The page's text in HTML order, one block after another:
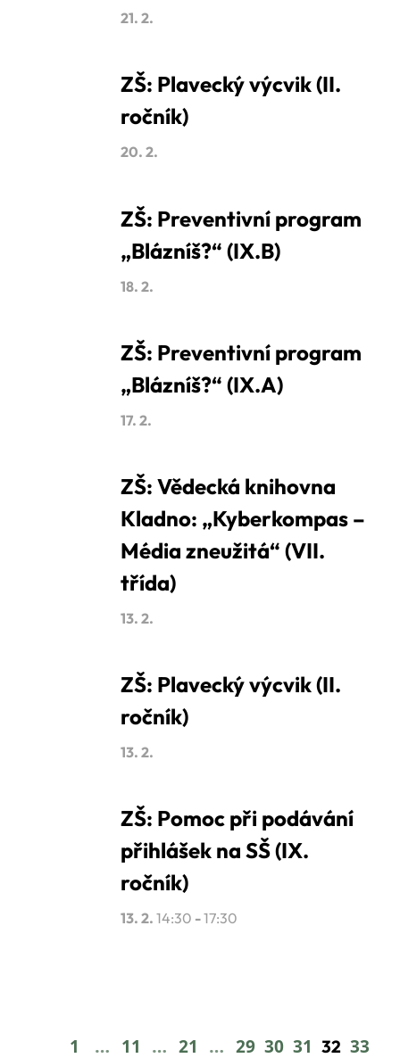
21. 2.
ZŠ: Plavecký výcvik (II.
ročník)
20. 2.
ZŠ: Preventivní program
„Blázníš?“ (IX.B)
18. 2.
ZŠ: Preventivní program
„Blázníš?“ (IX.A)
17. 2.
ZŠ: Vědecká knihovna
Kladno: „Kyberkompas –
Média zneužitá“ (VII.
třída)
13. 2.
ZŠ: Plavecký výcvik (II.
ročník)
13. 2.
ZŠ: Pomoc při podávání
přihlášek na SŠ (IX.
ročník)
13. 2. 14:30 -17:30
1 … 11 … 21 … 29 30 31 32 33